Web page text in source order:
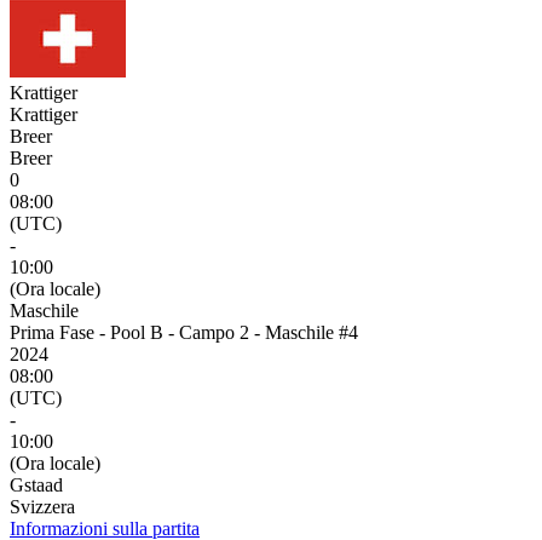
Krattiger
Krattiger
Breer
Breer
0
08:00
(UTC)
-
10:00
(Ora locale)
Maschile
Prima Fase - Pool B - Campo 2 - Maschile #4
2024
08:00
(UTC)
-
10:00
(Ora locale)
Gstaad
Svizzera
Informazioni sulla partita